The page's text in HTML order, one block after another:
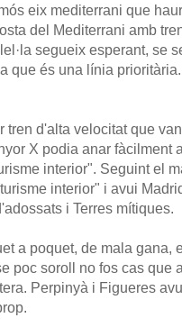
eix mediterrani que
del Mediterrani amb
segueix esperant, se
que és una línia
tren d'alta velocitat que
X podia anar fàcilment
interior". Seguint el
interior" i avui
i Terres mítiques.
a poquet, de mala gana,
poc soroll no fos cas que
Perpinyà i Figueres